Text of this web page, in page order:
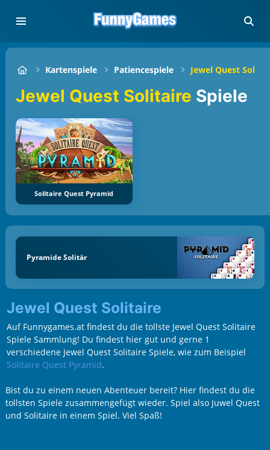
Kartenspiele Patiencespiele Jewel Quest
Jewel Quest Solitaire Spiele
Solitaire Quest Pyramid
Pyramide Solitär
Jewel Quest Solitaire
Auf Funnygames.at findest du die tollste Jewel Quest Solitaire
Spiele Sammlung! Du findest hier gut und gerne 1
verschiedene Jewel Quest Solitaire Spiele, wie zum Beispiel
Solitaire Quest Pyramid.
Bist du zu einem neuen Abenteuer bereit? Hier findest du die
tollsten Spiele zusammengefügt wieder. Spiel also Juwel Quest
und Solitaire in einem Spiel. Viel Spaß!